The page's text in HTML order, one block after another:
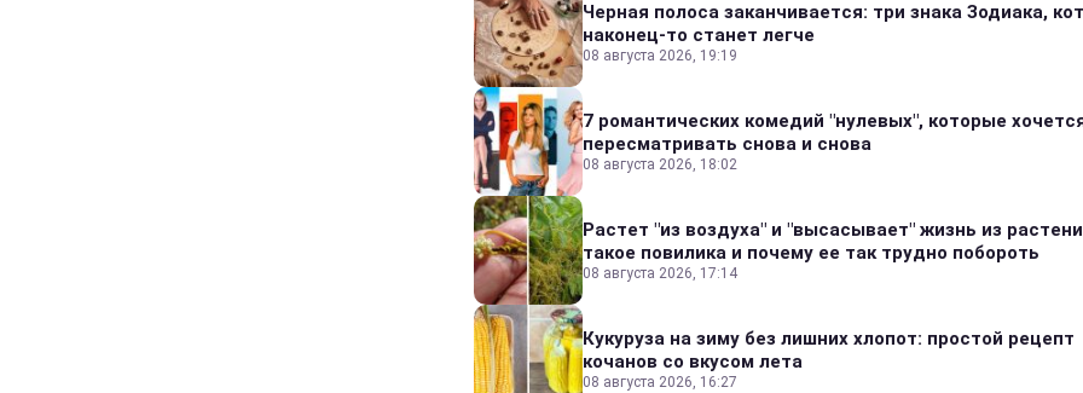
Черная полоса заканчивается: три знака Зодиака,
наконец-то станет легче
08 августа 2026, 19:19
7 романтических комедий "нулевых", которые
пересматривать снова и снова
08 августа 2026, 18:02
Растет "из воздуха" и "высасывает" жизнь из
такое повилика и почему ее так трудно побороть
08 августа 2026, 17:14
Кукуруза на зиму без лишних хлопот: простой рецепт
кочанов со вкусом лета
08 августа 2026, 16:27